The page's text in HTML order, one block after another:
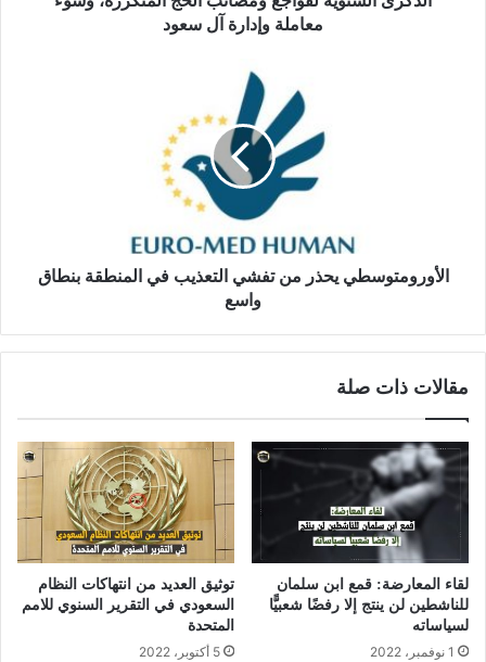
معاملة وإدارة آل سعود
الأورومتوسطي يحذر من تفشي التعذيب في المنطقة بنطاق
واسع
مقالات ذات صلة
لقاء المعارضة: قمع ابن سلمان
للناشطين لن ينتج إلا رفضًا شعبيًّا
لسياساته
1 نوفمبر، 2022
توثيق العديد من انتهاكات النظام
السعودي في التقرير السنوي للامم
المتحدة
5 أكتوبر، 2022